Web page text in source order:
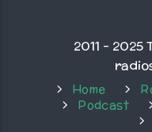
2011 -
Home
Podcast